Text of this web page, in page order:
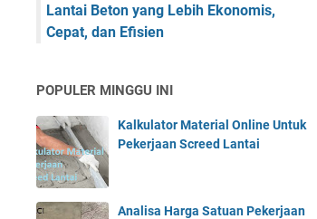
Lantai Beton yang Lebih Ekonomis,
Cepat, dan Efisien
POPULER MINGGU INI
Kalkulator Material Online Untuk
Pekerjaan Screed Lantai
Analisa Harga Satuan Pekerjaan